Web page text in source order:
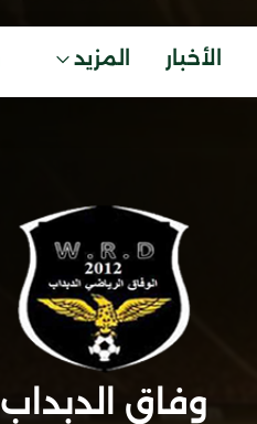
الأخبار المزيد
وفاق الدبداب